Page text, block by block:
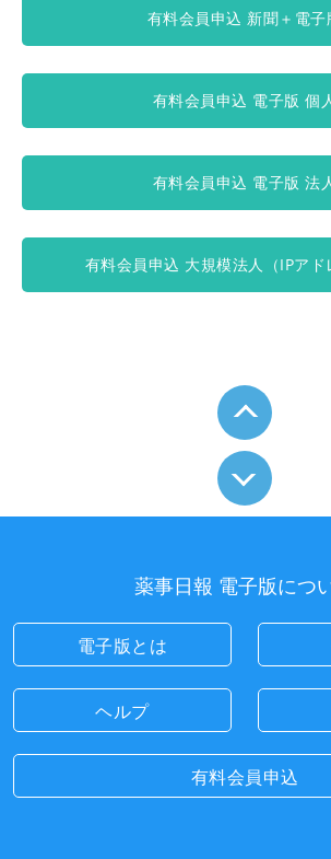
有料会員申込 新聞＋電子
有料会員申込 電子版 個
有料会員申込 電子版 法
有料会員申込 大規模法人（IPアド
薬事日報 電子版につ
電子版とは
ヘルプ
有料会員申込